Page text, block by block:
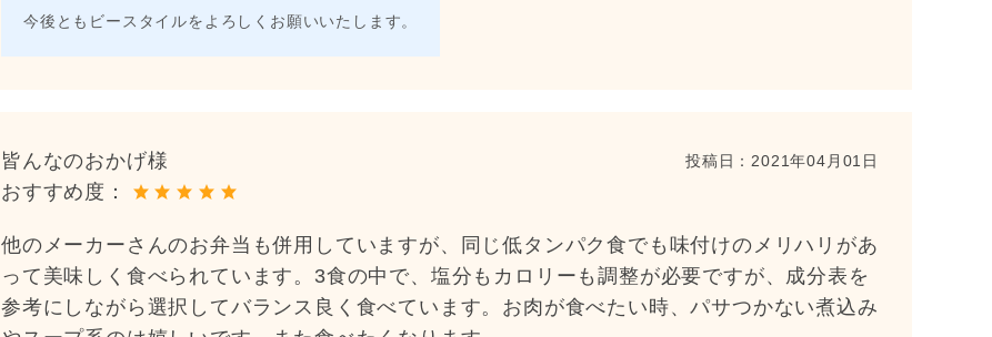
今後ともビースタイルをよろしくお願いいたします。
皆んなのおかげ様 投稿日： 2021年04月01日
おすすめ度：
他のメーカーさんのお弁当も併用していますが、同じ低タンパク食でも味付けのメリハリがあ
って美味しく食べられています。3食の中で、塩分もカロリーも調整が必要ですが、成分表を
参考にしながら選択してバランス良く食べています。お肉が食べたい時、パサつかない煮込み